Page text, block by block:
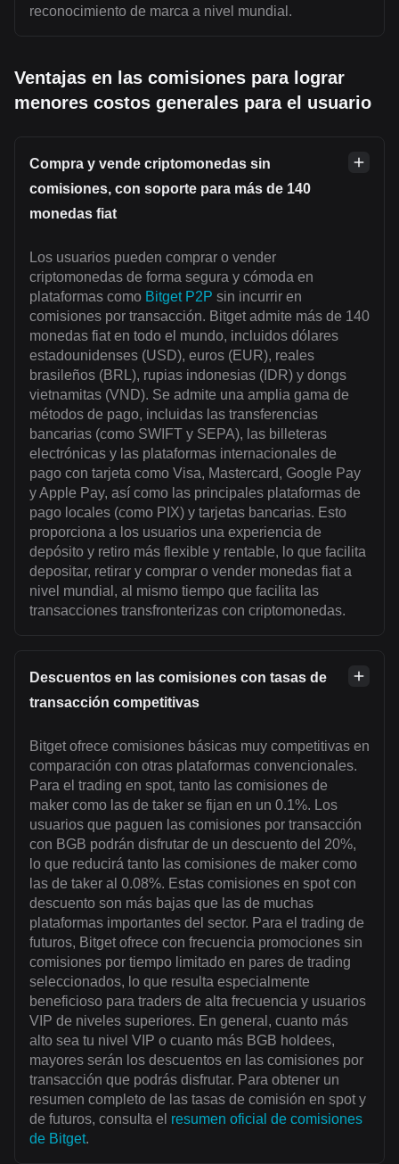
reconocimiento de marca a nivel mundial.
Ventajas en las comisiones para lograr
menores costos generales para el usuario
Compra y vende criptomonedas sin
comisiones, con soporte para más de 140
monedas fiat
Los usuarios pueden comprar o vender
criptomonedas de forma segura y cómoda en
plataformas como Bitget P2P sin incurrir en
comisiones por transacción. Bitget admite más de 140
monedas fiat en todo el mundo, incluidos dólares
estadounidenses (USD), euros (EUR), reales
brasileños (BRL), rupias indonesias (IDR) y dongs
vietnamitas (VND). Se admite una amplia gama de
métodos de pago, incluidas las transferencias
bancarias (como SWIFT y SEPA), las billeteras
electrónicas y las plataformas internacionales de
pago con tarjeta como Visa, Mastercard, Google Pay
y Apple Pay, así como las principales plataformas de
pago locales (como PIX) y tarjetas bancarias. Esto
proporciona a los usuarios una experiencia de
depósito y retiro más flexible y rentable, lo que facilita
depositar, retirar y comprar o vender monedas fiat a
nivel mundial, al mismo tiempo que facilita las
transacciones transfronterizas con criptomonedas.
Descuentos en las comisiones con tasas de
transacción competitivas
Bitget ofrece comisiones básicas muy competitivas en
comparación con otras plataformas convencionales.
Para el trading en spot, tanto las comisiones de
maker como las de taker se fijan en un 0.1%. Los
usuarios que paguen las comisiones por transacción
con BGB podrán disfrutar de un descuento del 20%,
lo que reducirá tanto las comisiones de maker como
las de taker al 0.08%. Estas comisiones en spot con
descuento son más bajas que las de muchas
plataformas importantes del sector. Para el trading de
futuros, Bitget ofrece con frecuencia promociones sin
comisiones por tiempo limitado en pares de trading
seleccionados, lo que resulta especialmente
beneficioso para traders de alta frecuencia y usuarios
VIP de niveles superiores. En general, cuanto más
alto sea tu nivel VIP o cuanto más BGB holdees,
mayores serán los descuentos en las comisiones por
transacción que podrás disfrutar. Para obtener un
resumen completo de las tasas de comisión en spot y
de futuros, consulta el resumen oficial de comisiones
de Bitget.